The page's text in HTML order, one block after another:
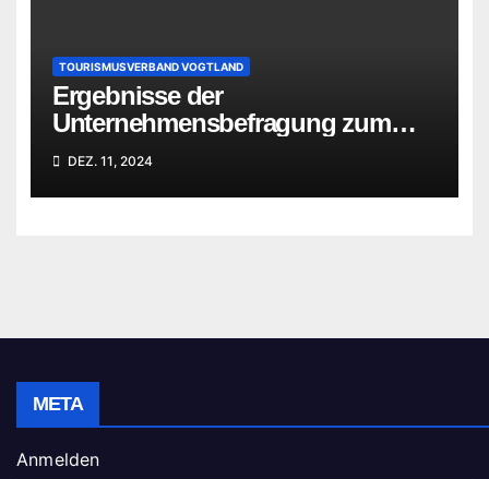
TOURISMUSVERBAND VOGTLAND
Ergebnisse der
Unternehmensbefragung zum
Standort Vogtland
DEZ. 11, 2024
META
Anmelden